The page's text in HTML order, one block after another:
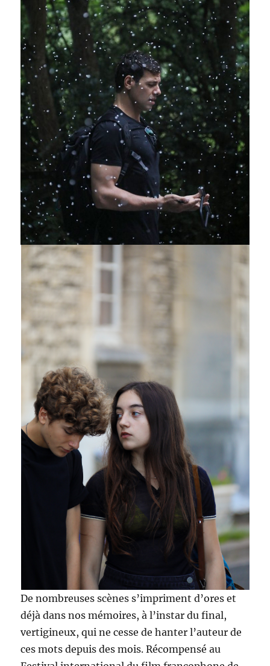
De nombreuses scènes s’impriment d’ores et
déjà dans nos mémoires, à l’instar du final,
vertigineux, qui ne cesse de hanter l’auteur de
ces mots depuis des mois. Récompensé au